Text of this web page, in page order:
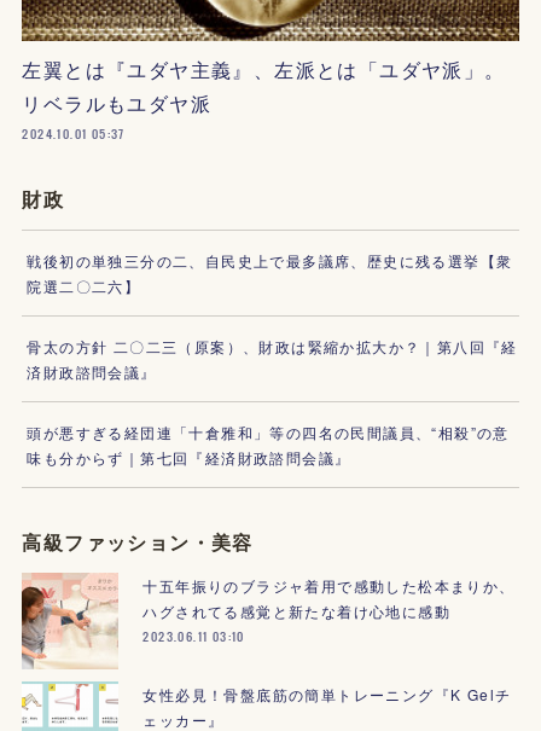
左翼とは『ユダヤ主義』、左派とは「ユダヤ派」。
リベラルもユダヤ派
2024.10.01 05:37
財政
戦後初の単独三分の二、自民史上で最多議席、歴史に残る選挙【衆
院選二〇二六】
骨太の方針 二〇二三（原案）、財政は緊縮か拡大か？｜第八回『経
済財政諮問会議』
頭が悪すぎる経団連「十倉雅和」等の四名の民間議員、“相殺”の意
味も分からず｜第七回『経済財政諮問会議』
高級ファッション・美容
十五年振りのブラジャ着用で感動した松本まりか、
ハグされてる感覚と新たな着け心地に感動
2023.06.11 03:10
女性必見！骨盤底筋の簡単トレーニング『K Gelチ
ェッカー』